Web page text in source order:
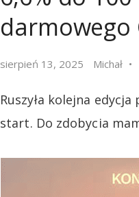
darmowego
sierpień 13, 2025 Michał
Ruszyła kolejna
start. Do zdobycia